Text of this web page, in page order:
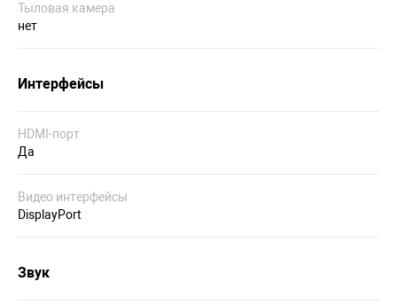
Тыловая камера
нет
Интерфейсы
HDMI-порт
Да
Видео интерфейсы
DisplayPort
Звук